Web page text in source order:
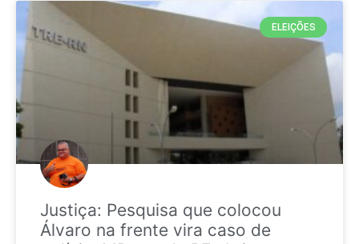
ELEIÇÕES
Justiça: Pesquisa que colocou
Álvaro na frente vira caso de